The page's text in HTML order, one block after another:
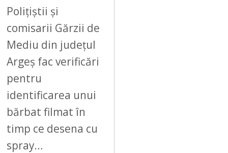
Polițiștii și
comisarii Gărzii de
Mediu din județul
Argeș fac verificări
pentru
identificarea unui
bărbat filmat în
timp ce desena cu
spray…